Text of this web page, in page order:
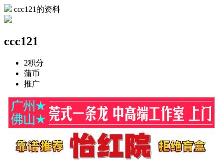
ccc121的资料
ccc121
2积分
蒲币
推广